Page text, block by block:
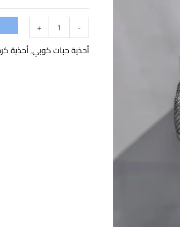
-
جودة
الابيض
+
أحذية حبات كوبي,أحذية